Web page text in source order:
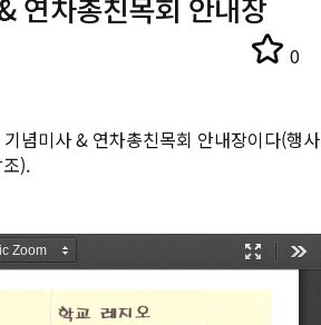
연차총친목회 안내장
0
념미사 & 연차총친목회 안내장이다(행사
).